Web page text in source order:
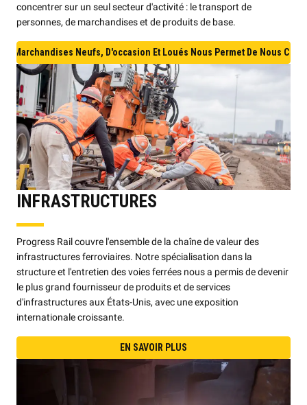
concentrer sur un seul secteur d'activité : le transport de
personnes, de marchandises et de produits de base.
Marchandises Neufs, D'occasion Et Loués Nous Permet De Nous
INFRASTRUCTURES
Progress Rail couvre l'ensemble de la chaîne de valeur des
infrastructures ferroviaires. Notre spécialisation dans la
structure et l'entretien des voies ferrées nous a permis de devenir
le plus grand fournisseur de produits et de services
d'infrastructures aux États-Unis, avec une exposition
internationale croissante.
EN SAVOIR PLUS